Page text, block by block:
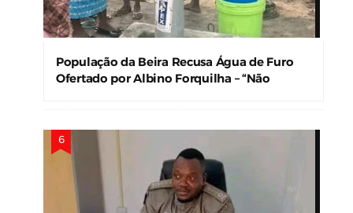
População da Beira Recusa Água de Furo
Ofertado por Albino Forquilha – “Não